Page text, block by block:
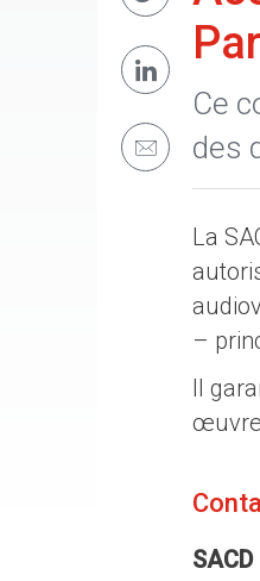
Ce
des
La
–
Il
SACD